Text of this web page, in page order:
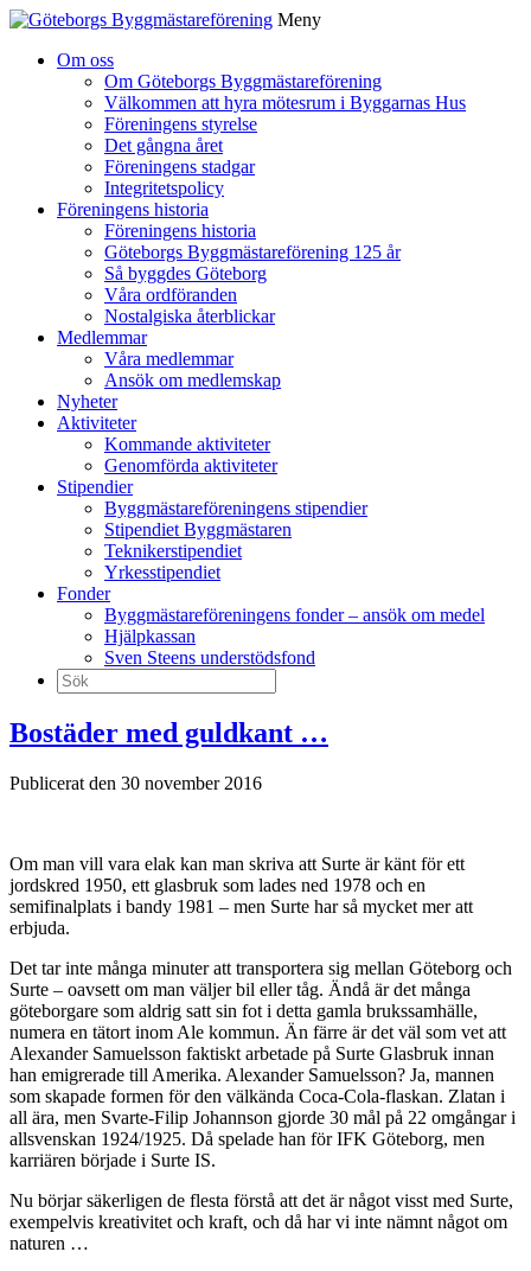
Meny
Om oss
Om Göteborgs Byggmästareförening
Välkommen att hyra mötesrum i Byggarnas Hus
Föreningens styrelse
Det gångna året
Föreningens stadgar
Integritetspolicy
Föreningens historia
Föreningens historia
Göteborgs Byggmästareförening 125 år
Så byggdes Göteborg
Våra ordföranden
Nostalgiska återblickar
Medlemmar
Våra medlemmar
Ansök om medlemskap
Nyheter
Aktiviteter
Kommande aktiviteter
Genomförda aktiviteter
Stipendier
Byggmästareföreningens stipendier
Stipendiet Byggmästaren
Teknikerstipendiet
Yrkesstipendiet
Fonder
Byggmästareföreningens fonder – ansök om medel
Hjälpkassan
Sven Steens understödsfond
Sök
efter:
Bostäder med guldkant …
Publicerat den 30 november 2016
Om man vill vara elak kan man skriva att Surte är känt för ett
jordskred 1950, ett glasbruk som lades ned 1978 och en
semifinalplats i bandy 1981 – men Surte har så mycket mer att
erbjuda.
Det tar inte många minuter att transportera sig mellan Göteborg och
Surte – oavsett om man väljer bil eller tåg. Ändå är det många
göteborgare som aldrig satt sin fot i detta gamla brukssamhälle,
numera en tätort inom Ale kommun. Än färre är det väl som vet att
Alexander Samuelsson faktiskt arbetade på Surte Glasbruk innan
han emigrerade till Amerika. Alexander Samuelsson? Ja, mannen
som skapade formen för den välkända Coca-Cola-flaskan. Zlatan i
all ära, men Svarte-Filip Johannson gjorde 30 mål på 22 omgångar i
allsvenskan 1924/1925. Då spelade han för IFK Göteborg, men
karriären började i Surte IS.
Nu börjar säkerligen de flesta förstå att det är något visst med Surte,
exempelvis kreativitet och kraft, och då har vi inte nämnt något om
naturen …